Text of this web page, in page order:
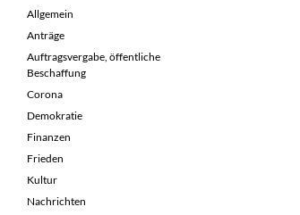
Allgemein
Anträge
Auftragsvergabe, öffentliche
Beschaffung
Corona
Demokratie
Finanzen
Frieden
Kultur
Nachrichten